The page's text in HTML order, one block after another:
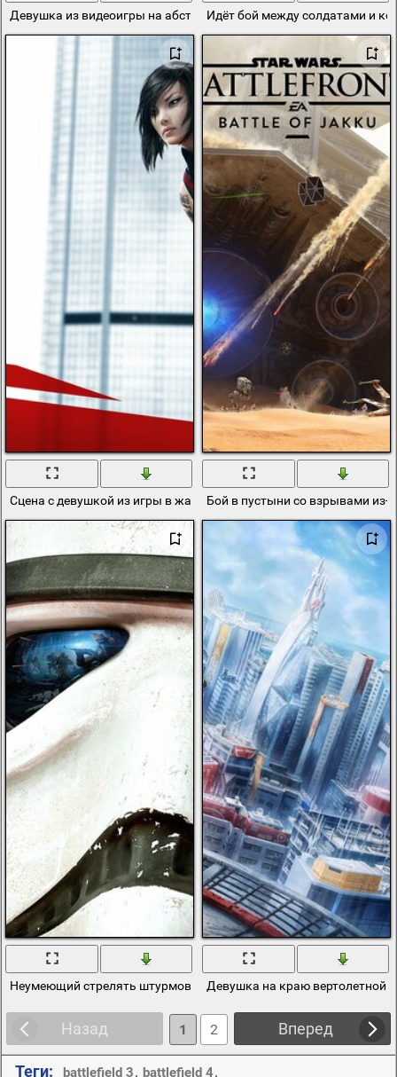
Девушка из видеоигры на абстрактном фонеИдёт бой между солдатами и
Сцена с девушкой из игры в жанре приключенческого боевика
Бой в пустыни со взрывами из-
Неумеющий стрелять штурмовик смотрит вверх скачать
Девушка на краю вертолетной
Назад Вперед
1 2
Теги: battlefield 3, battlefield 4,